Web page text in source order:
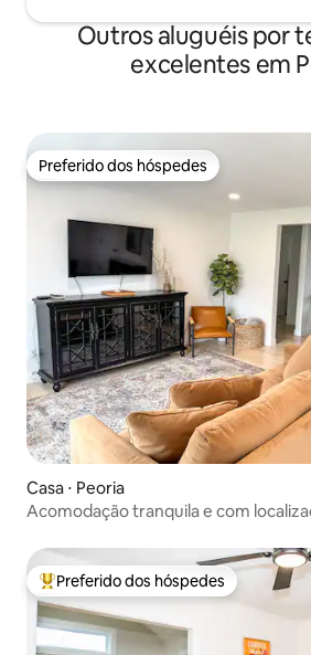
Outros aluguéis por
excelentes em
Preferido dos hóspedes
Preferido dos hóspedes
Casa ⋅ Peoria
Acomodação tranquila e com
Entre os melhores preferidos dos
Preferido dos hóspedes